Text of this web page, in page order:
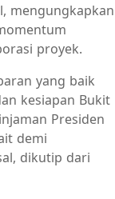
mengungkapkan
proyek.
yang baik
kesiapan Bukit
Presiden
demi
dikutip dari